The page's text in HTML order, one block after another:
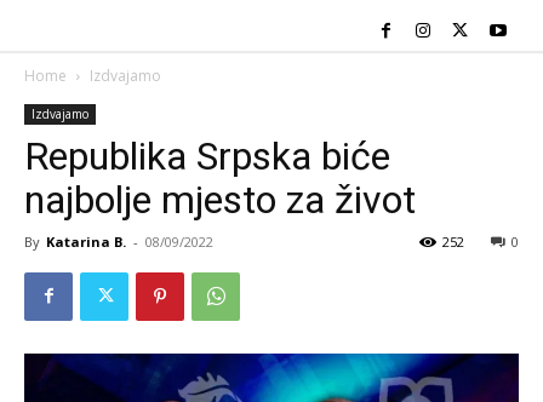
Home Izdvajamo
Izdvajamo
Republika Srpska biće
najbolje mjesto za život
By Katarina B. - 08/09/2022 0
252